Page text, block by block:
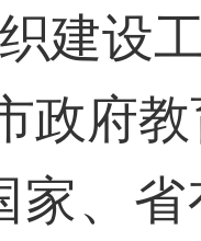
建设
政府
家、